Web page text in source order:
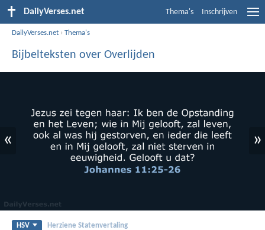
DailyVerses.net Thema's Inschrijven
DailyVerses.net ›Thema's
Bijbelteksten over Overlijden
« »
HSV Herziene Statenvertaling